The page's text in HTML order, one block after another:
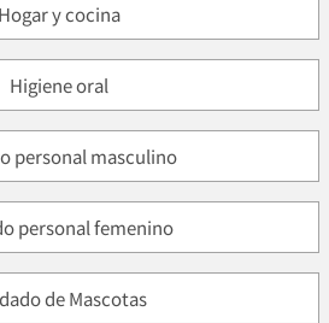
Hogar y cocina
Higiene oral
personal masculino
personal femenino
de Mascotas